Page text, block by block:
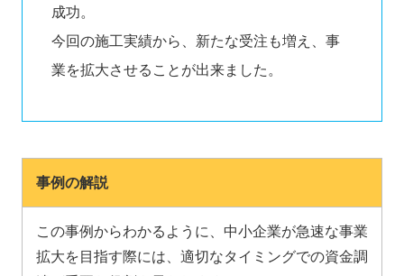
成功。
今回の施工実績から、新たな受注も増え、事
業を拡大させることが出来ました。
事例の解説
この事例からわかるように、中小企業が急速な事業
拡大を目指す際には、適切なタイミングでの資金調